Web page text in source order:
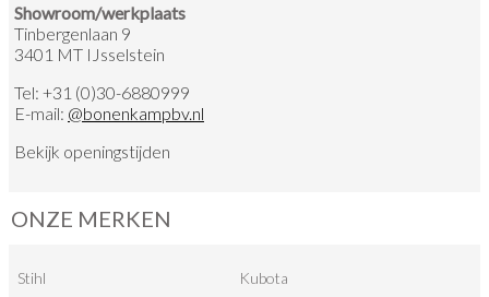
Showroom/werkplaats
Tinbergenlaan 9
3401 MT IJsselstein
Tel: +31 (0)30-6880999
E-mail: @bonenkampbv.nl
Bekijk openingstijden
ONZE MERKEN
Stihl Kubota